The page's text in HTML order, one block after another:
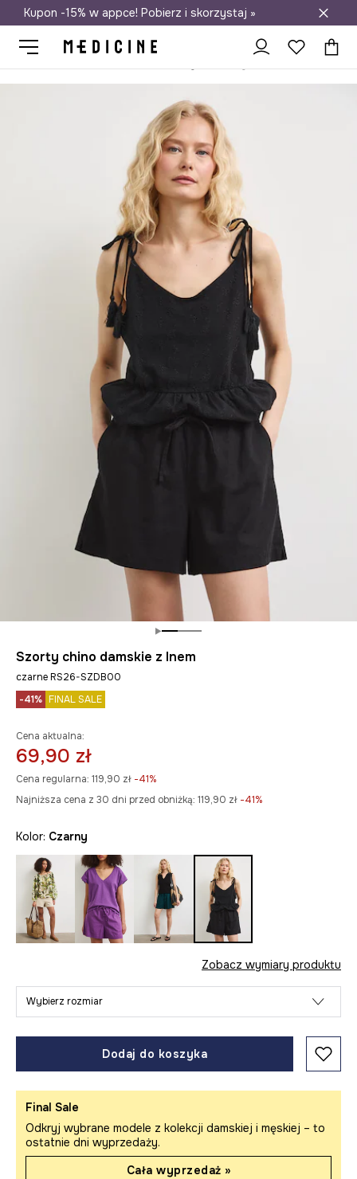
Darmowa dostawa do salonów
Kupon -15% w appce! Pobierz i skorzystaj »
Szorty chino damskie z lnem
czarne RS26-SZDB00
-41% FINAL SALE
Cena aktualna:
69,90 zł
Cena regularna: 119,90 zł -41%
Najniższa cena z 30 dni przed obniżką: 119,90 zł -41%
Kolor: czarny
Zobacz wymiary produktu
Wybierz rozmiar
Dodaj do koszyka
Final Sale
Odkryj wybrane modele z kolekcji damskiej i męskiej – to
ostatnie dni wyprzedaży.
Cała wyprzedaż »